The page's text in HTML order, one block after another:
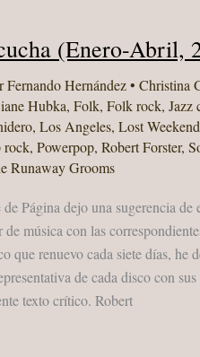
(Enero-Abril,
Fernando Hernández• Christina
Hubka, Folk, Folk rock, Jazz
, Los Angeles, Lost Weekend
rock, Powerpop, Robert Forster,
Runaway Grooms
Página dejo una sugerencia de
de música con las
que renuevo cada siete días, he
de cada disco con sus
texto crítico. Robert